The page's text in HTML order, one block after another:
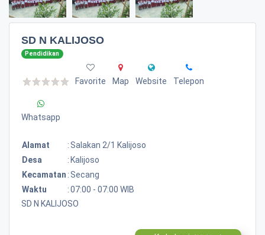
SD N KALIJOSO
Pendidikan
Favorite Map Website Telepon
Whatsapp
Alamat : Salakan 2/1 Kalijoso
Desa
: Kalijoso
Kecamatan : Secang
Waktu
:07:00 - 07:00 WIB
SD N KALIJOSO